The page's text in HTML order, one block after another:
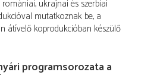
ukrajnai és szerbiai
mutatkoznak be, a
átívelő koprodukcióban készülő
programsorozata a